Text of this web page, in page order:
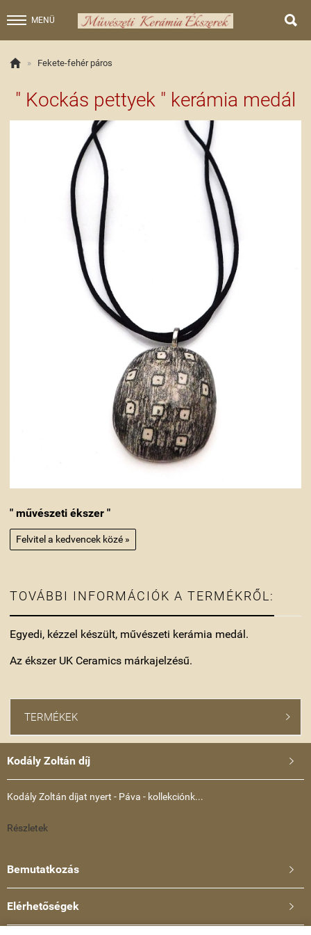
MENÜ 
 » Fekete-fehér páros
" Kockás pettyek " kerámia medál
" művészeti ékszer "
Felvitel a kedvencek közé »
TOVÁBBI INFORMÁCIÓK A TERMÉKRŐL:
Egyedi, kézzel készült, művészeti kerámia medál.
Az ékszer UK Ceramics márkajelzésű.
TERMÉKEK 
Kodály Zoltán díj 
Kodály Zoltán díjat nyert - Páva - kollekciónk...
Részletek
Bemutatkozás 
Elérhetőségek 